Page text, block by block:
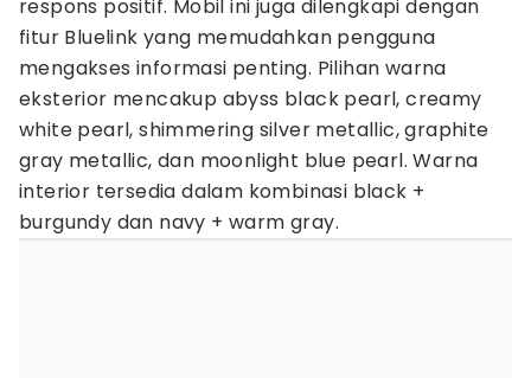
respons positif. Mobil ini juga dilengkapi dengan
fitur Bluelink yang memudahkan pengguna
mengakses informasi penting. Pilihan warna
eksterior mencakup abyss black pearl, creamy
white pearl, shimmering silver metallic, graphite
gray metallic, dan moonlight blue pearl. Warna
interior tersedia dalam kombinasi black +
burgundy dan navy + warm gray.